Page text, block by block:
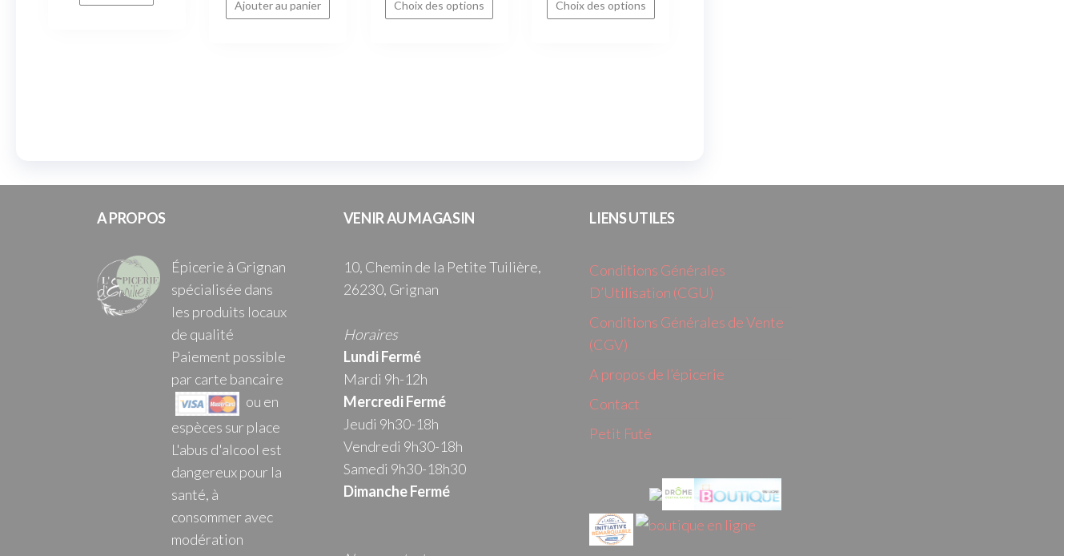
Ajouter au panier Choix des options Choix des options
A PROPOS VENIR AU MAGASIN LIENS UTILES
Épicerie à Grignan
spécialisée dans
les produits locaux
de qualité
Paiement possible
par carte bancaire
ou en
espèces sur place
L'abus d'alcool est
dangereux pour la
santé, à
consommer avec
modération
10, Chemin de la Petite Tuilière,
26230, Grignan
Horaires
Lundi Fermé
Mardi 9h-12h
MercrediFermé
Jeudi 9h30-18h
Vendredi 9h30-18h
Samedi 9h30-18h30
Dimanche Fermé
Conditions Générales
D’Utilisation (CGU)
Conditions Générales de Vente
(CGV)
A propos de l’épicerie
Contact
Petit Futé